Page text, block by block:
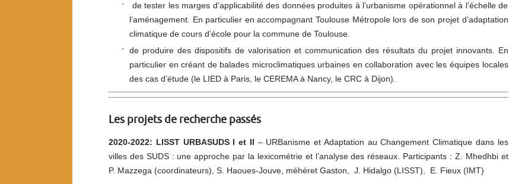
de tester les marges d’applicabilité des données produites à l’urbanisme opérationnel à l’échelle de
l’aménagement. En particulier en accompagnant Toulouse Métropole lors de son projet d’adaptation
climatique de cours d’école pour la commune de Toulouse.
de produire des dispositifs de valorisation et communication des résultats du projet innovants. En
particulier en créant de balades microclimatiques urbaines en collaboration avec les équipes locales
des cas d’étude (le LIED à Paris, le CEREMA à Nancy, le CRC à Dijon).
Les projets de recherche passés
2020-2022: LISST URBASUDS I et II – URBanisme et Adaptation au Changement Climatique dans les
villes des SUDS : une approche par la lexicométrie et l’analyse des réseaux. Participants : Z. Mhedhbi et
P. Mazzega (coordinateurs), S. Haoues-Jouve, méhéret Gaston, J. Hidalgo (LISST), E. Fieux (IMT)